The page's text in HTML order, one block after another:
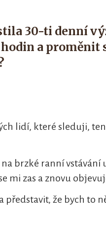
30-ti denní
a proměnit
lidí, které sleduji,
brzké ranní vstávání
mi zas a znovu
představit, že bych to